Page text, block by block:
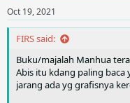
n
s
:
Oct 19, 2021
FIRS said:
Buku/majalah Manhua
Abis itu kdang paling baca
jarang ada yg grafisnya